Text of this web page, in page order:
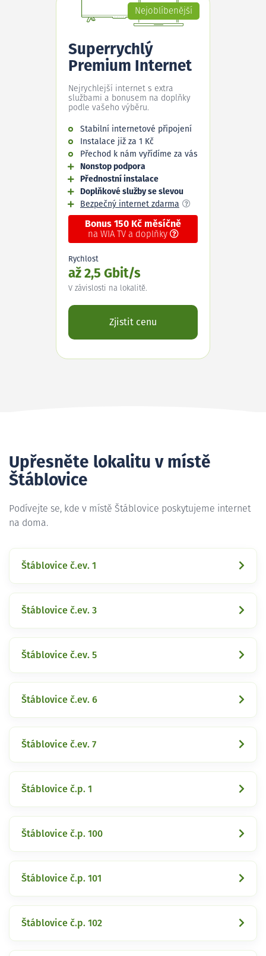
Nejoblíbenější
Superrychlý
Premium Internet
Nejrychlejší internet s extra
službami a bonusem na doplňky
podle vašeho výběru.
Stabilní internetové připojení
Instalace již za 1 Kč
Přechod k nám vyřídíme za vás
Nonstop podpora
Přednostní instalace
Doplňkové služby se slevou
Bezpečný internet zdarma
Bonus 150 Kč měsíčně
na WIA TV a doplňky
Rychlost
až 2,5 Gbit/s
V závislosti na lokalitě.
Zjistit cenu
Upřesněte lokalitu v místě
Štáblovice
Podívejte se, kde v místě Štáblovice poskytujeme internet
na doma.
Štáblovice č.ev. 1
Štáblovice č.ev. 3
Štáblovice č.ev. 5
Štáblovice č.ev. 6
Štáblovice č.ev. 7
Štáblovice č.p. 1
Štáblovice č.p. 100
Štáblovice č.p. 101
Štáblovice č.p. 102